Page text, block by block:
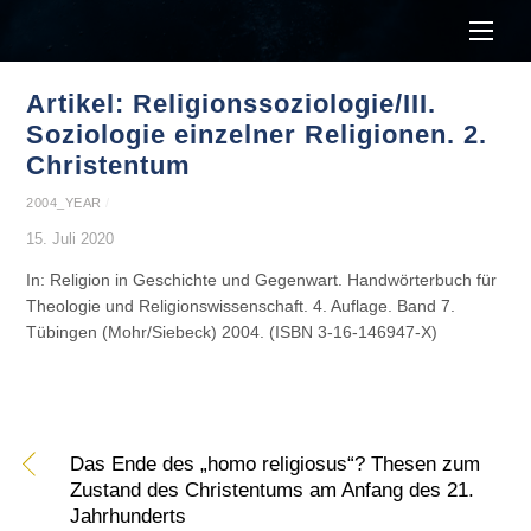
Artikel: Religionssoziologie/III.
Soziologie einzelner Religionen. 2.
Christentum
2004_YEAR
15. Juli 2020
In: Religion in Geschichte und Gegenwart. Handwörterbuch für
Theologie und Religionswissenschaft. 4. Auflage. Band 7.
Tübingen (Mohr/Siebeck) 2004. (ISBN 3-16-146947-X)
Das Ende des „homo religiosus“? Thesen zum
Zustand des Christentums am Anfang des 21.
Jahrhunderts